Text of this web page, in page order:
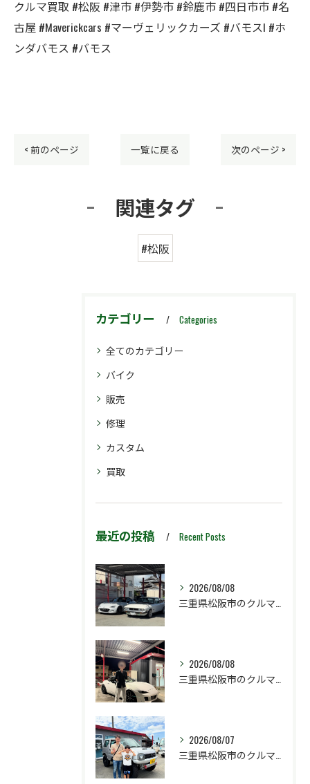
クルマ買取 #松阪 #津市 #伊勢市 #鈴鹿市 #四日市市 #名
古屋 #Maverickcars #マーヴェリックカーズ #バモスl #ホ
ンダバモス #バモス
< 前のページ 一覧に戻る 次のページ >
関連タグ
#松阪
カテゴリー Categories
全てのカテゴリー
バイク
販売
修理
カスタム
買取
最近の投稿 Recent Posts
2026/08/08
2026/08/08
2026/08/07